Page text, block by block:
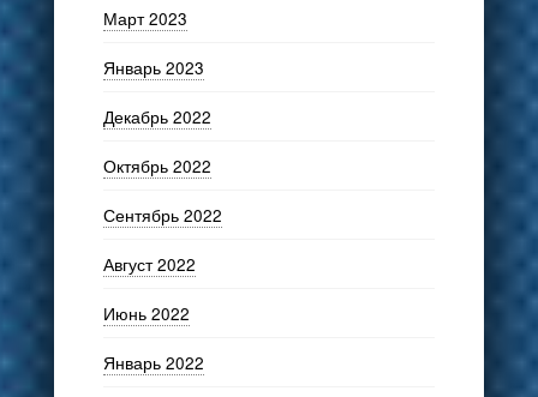
Март 2023
Январь 2023
Декабрь 2022
Октябрь 2022
Сентябрь 2022
Август 2022
Июнь 2022
Январь 2022